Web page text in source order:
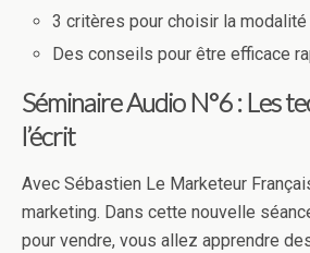
3 critères pour choisir la
Des conseils pour être efficace
Séminaire Audio N°6 : Les
l’écrit
Avec Sébastien Le Marketeur
marketing. Dans cette nouvelle
pour vendre, vous allez apprendre